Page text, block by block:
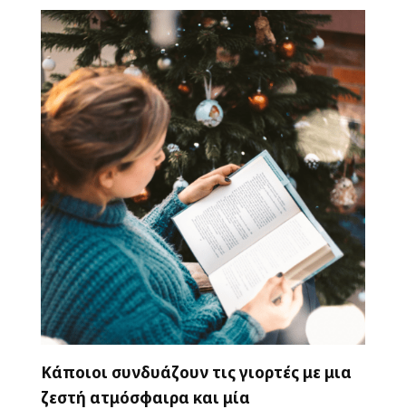
Κάποιοι συνδυάζουν τις γιορτές με μια
ζεστή ατμόσφαιρα και μία